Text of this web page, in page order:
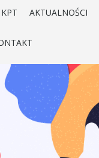
AKTUALNOŚCI